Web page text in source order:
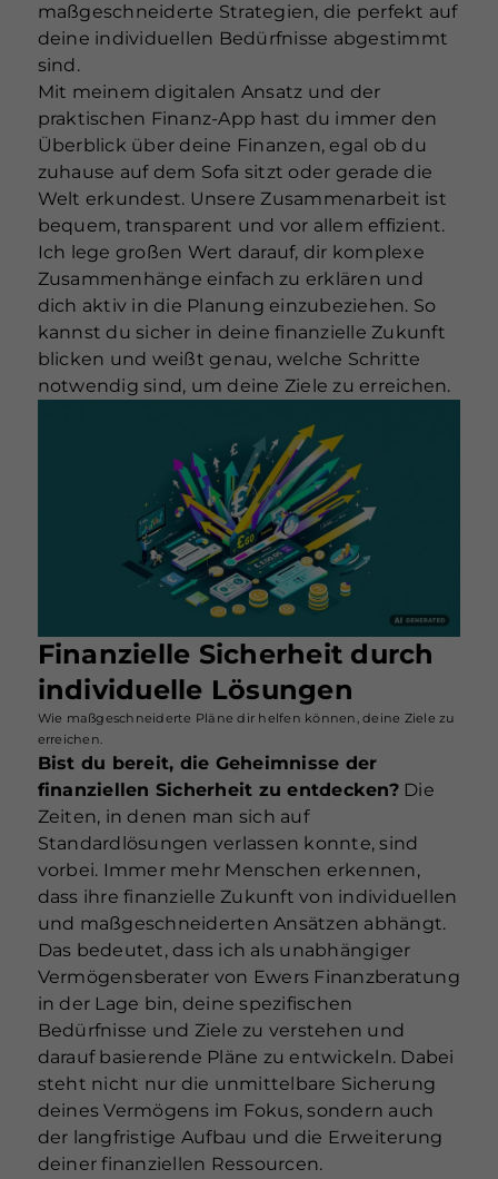
maßgeschneiderte Strategien, die perfekt auf
deine individuellen Bedürfnisse abgestimmt
sind.
Mit meinem digitalen Ansatz und der
praktischen Finanz-App hast du immer den
Überblick über deine Finanzen, egal ob du
zuhause auf dem Sofa sitzt oder gerade die
Welt erkundest. Unsere Zusammenarbeit ist
bequem, transparent und vor allem effizient.
Ich lege großen Wert darauf, dir komplexe
Zusammenhänge einfach zu erklären und
dich aktiv in die Planung einzubeziehen. So
kannst du sicher in deine finanzielle Zukunft
blicken und weißt genau, welche Schritte
notwendig sind, um deine Ziele zu erreichen.
Finanzielle Sicherheit durch
individuelle Lösungen
Wie maßgeschneiderte Pläne dir helfen können, deine Ziele zu
erreichen.
Bist du bereit, die Geheimnisse der
finanziellen Sicherheit zu entdecken?Die
Zeiten, in denen man sich auf
Standardlösungen verlassen konnte, sind
vorbei. Immer mehr Menschen erkennen,
dass ihre finanzielle Zukunft von individuellen
und maßgeschneiderten Ansätzen abhängt.
Das bedeutet, dass ich als unabhängiger
Vermögensberater von Ewers Finanzberatung
in der Lage bin, deine spezifischen
Bedürfnisse und Ziele zu verstehen und
darauf basierende Pläne zu entwickeln. Dabei
steht nicht nur die unmittelbare Sicherung
deines Vermögens im Fokus, sondern auch
der langfristige Aufbau und die Erweiterung
deiner finanziellen Ressourcen.